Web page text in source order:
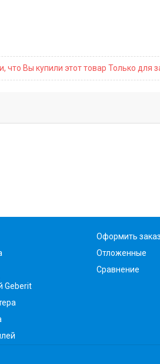
что Вы купили этот товар Только для
Geberit
Оформить заказ
Отложенные
Сравнение